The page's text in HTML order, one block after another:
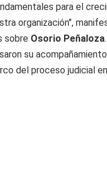
para el
organización",
sobre Osorio Peñaloza
su
del proceso judicial